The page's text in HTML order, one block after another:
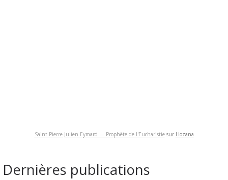
Saint Pierre-Julien Eymard — Prophète de l'Eucharistiesur Hozana
Dernières publications